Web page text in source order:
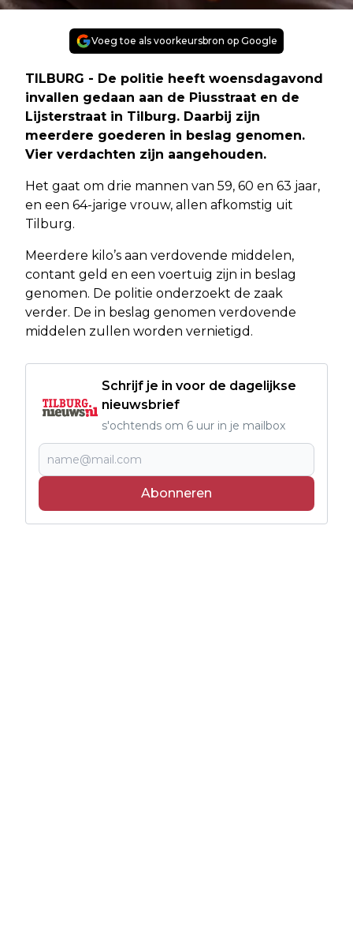
Voeg toe als voorkeursbron op Google
TILBURG - De politie heeft woensdagavond
invallen gedaan aan de Piusstraat en de
Lijsterstraat in Tilburg. Daarbij zijn
meerdere goederen in beslag genomen.
Vier verdachten zijn aangehouden.
Het gaat om drie mannen van 59, 60 en 63 jaar,
en een 64-jarige vrouw, allen afkomstig uit
Tilburg.
Meerdere kilo’s aan verdovende middelen,
contant geld en een voertuig zijn in beslag
genomen. De politie onderzoekt de zaak
verder. De in beslag genomen verdovende
middelen zullen worden vernietigd.
Schrijf je in voor de dagelijkse
nieuwsbrief
s'ochtends om 6 uur in je mailbox
Abonneren